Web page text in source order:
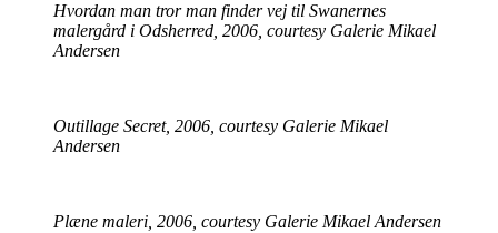
Hvordan man tror man finder vej til Swanernes
malergård i Odsherred, 2006, courtesy Galerie Mikael
Andersen
Outillage Secret, 2006, courtesy Galerie Mikael
Andersen
Plæne maleri, 2006, courtesy Galerie Mikael Andersen